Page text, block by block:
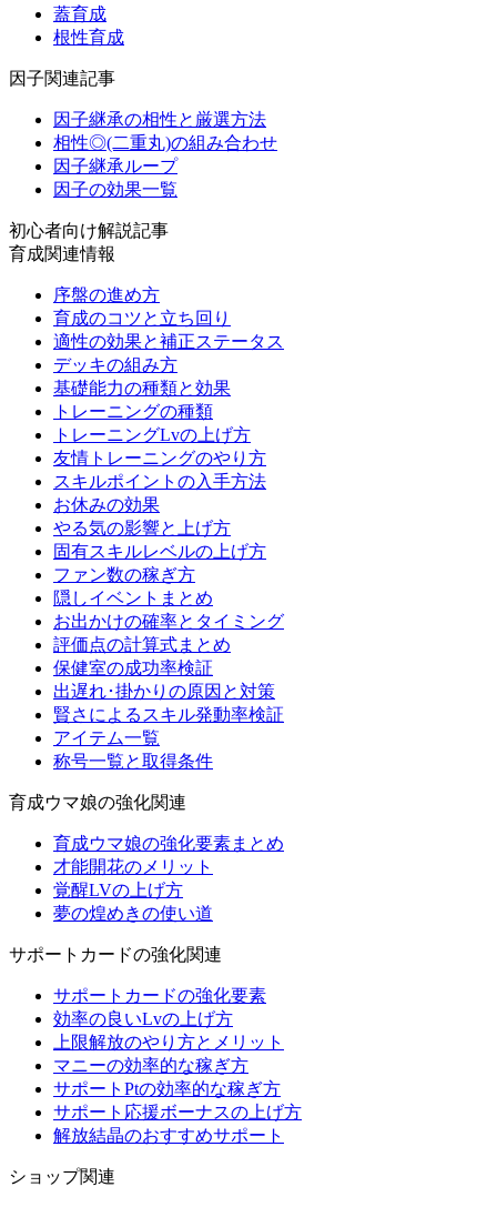
蓋育成
根性育成
因子関連記事
因子継承の相性と厳選方法
相性◎(二重丸)の組み合わせ
因子継承ループ
因子の効果一覧
初心者向け解説記事
育成関連情報
序盤の進め方
育成のコツと立ち回り
適性の効果と補正ステータス
デッキの組み方
基礎能力の種類と効果
トレーニングの種類
トレーニングLvの上げ方
友情トレーニングのやり方
スキルポイントの入手方法
お休みの効果
やる気の影響と上げ方
固有スキルレベルの上げ方
ファン数の稼ぎ方
隠しイベントまとめ
お出かけの確率とタイミング
評価点の計算式まとめ
保健室の成功率検証
出遅れ･掛かりの原因と対策
賢さによるスキル発動率検証
アイテム一覧
称号一覧と取得条件
育成ウマ娘の強化関連
育成ウマ娘の強化要素まとめ
才能開花のメリット
覚醒LVの上げ方
夢の煌めきの使い道
サポートカードの強化関連
サポートカードの強化要素
効率の良いLvの上げ方
上限解放のやり方とメリット
マニーの効率的な稼ぎ方
サポートPtの効率的な稼ぎ方
サポート応援ボーナスの上げ方
解放結晶のおすすめサポート
ショップ関連